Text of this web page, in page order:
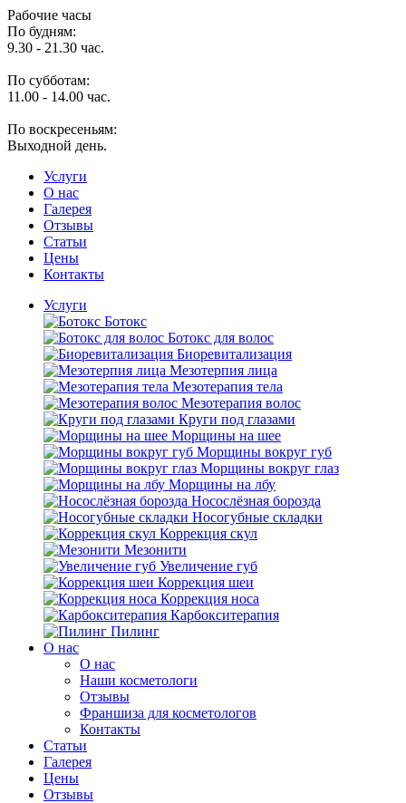
Рабочие часы
По будням:
9.30 - 21.30 час.
По субботам:
11.00 - 14.00 час.
По воскресеньям:
Выходной день.
Услуги
O нас
Галерея
Отзывы
Статьи
Цены
Контакты
Услуги
Ботокс
Ботокс для волос
Биоревитализация
Мезотерпия лица
Мезотерапия тела
Мезотерапия волос
Круги под глазами
Морщины на шее
Морщины вокруг губ
Морщины вокруг глаз
Морщины на лбу
Носослёзная борозда
Носогубные складки
Коррекция скул
Мезонити
Увеличение губ
Коррекция шеи
Коррекция носа
Карбокситерапия
Пилинг
O нас
O нас
Наши косметологи
Отзывы
Франшиза для косметологов
Контакты
Статьи
Галерея
Цены
Отзывы